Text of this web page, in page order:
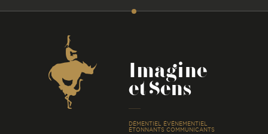
Coordonnées
Imagine
et Sens
DÉMENTIEL ÉVÉNEMENTIEL
ÉTONNANTS COMMUNICANTS